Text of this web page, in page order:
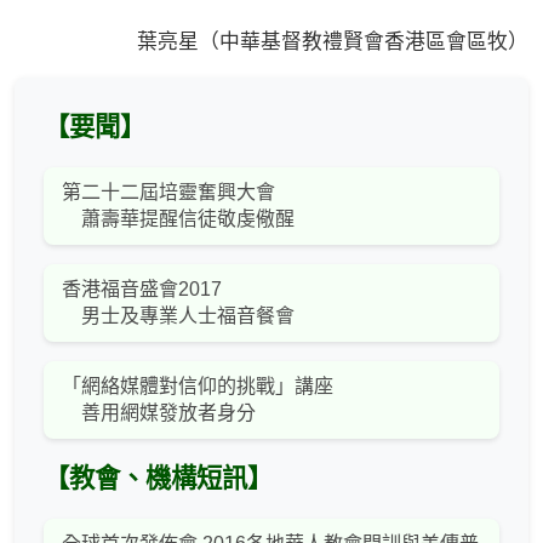
葉亮星（中華基督教禮賢會香港區會區牧）
【要聞】
第二十二屆培靈奮興大會
蕭壽華提醒信徒敬虔儆醒
香港福音盛會2017
男士及專業人士福音餐會
「網絡媒體對信仰的挑戰」講座
善用網媒發放者身分
【教會、機構短訊】